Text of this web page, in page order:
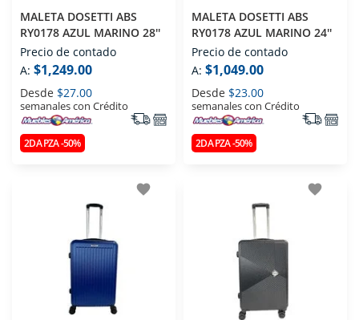
MALETA DOSETTI ABS
RY0178 AZUL MARINO 28''
Precio de contado
A: $1,249.00
Desde $27.00
semanales con Crédito
2DA PZA -50%
MALETA DOSETTI ABS
RY0178 AZUL MARINO 24''
Precio de contado
A: $1,049.00
Desde $23.00
semanales con Crédito
2DA PZA -50%
favorite favorite